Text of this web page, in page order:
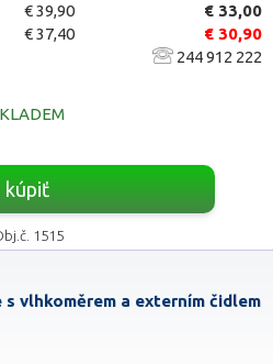
€ 39,90
€ 33,00
€ 37,40
€ 30,90
244 912 222
kúpiť
1515
vlhkoměrem a externím čidlem